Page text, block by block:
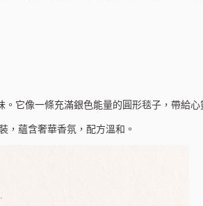
它像一條充滿銀色能量的圓形毯子，帶給心
，蘊含奢華香氛，配方溫和。